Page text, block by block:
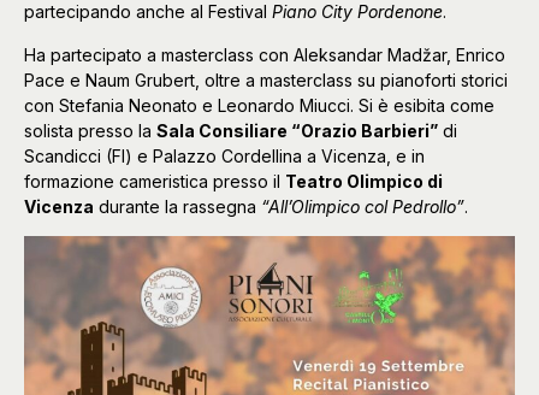
partecipando anche al Festival Piano City Pordenone.
Ha partecipato a masterclass con Aleksandar Madžar, Enrico
Pace e Naum Grubert, oltre a masterclass su pianoforti storici
con Stefania Neonato e Leonardo Miucci. Si è esibita come
solista presso la Sala Consiliare “Orazio Barbieri” di
Scandicci (FI) e Palazzo Cordellina a Vicenza, e in
formazione cameristica presso il Teatro Olimpico di
Vicenza durante la rassegna “All’Olimpico col Pedrollo”.